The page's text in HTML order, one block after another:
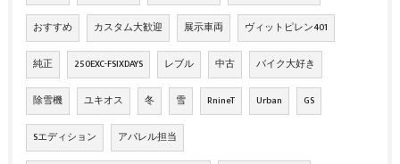
おすすめ カスタム大歓迎 展示車両 ヴィットピレン401
純正 250EXC-FSIXDAYS レブル 中古 バイク大好き
除雪機 ユキオス 冬 雪 RnineT Urban GS
Sエディション アパレル担当